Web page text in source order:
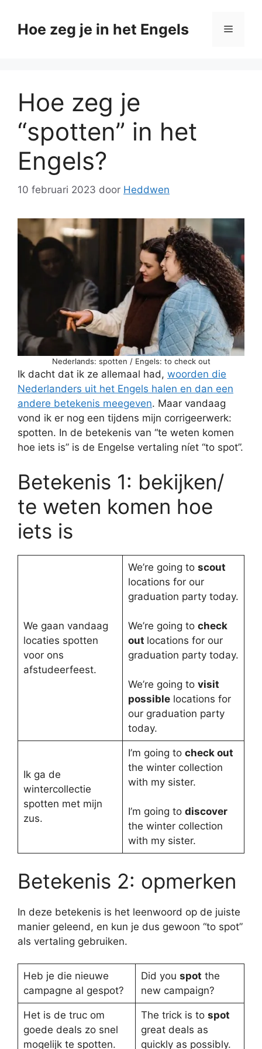
naarHoe zeg je in het Engels Menu
Hoe zeg je
“spotten” in het
Engels?
10 februari 2023 door Heddwen
Nederlands: spotten / Engels: to check out
Ik dacht dat ik ze allemaal had, woorden die
Nederlanders uit het Engels halen en dan een
andere betekenis meegeven. Maar vandaag
vond ik er nog een tijdens mijn corrigeerwerk:
spotten. In de betekenis van “te weten komen
hoe iets is” is de Engelse vertaling níet “to spot”.
Betekenis 1: bekijken/
te weten komen hoe
iets is
We gaan vandaag
locaties spotten
voor ons
afstudeerfeest.
We’re going to scout
locations for our
graduation party today.
We’re going to check
out locations for our
graduation party today.
We’re going to visit
possiblelocations for
our graduation party
today.
Ik ga de
wintercollectie
spotten met mijn
zus.
I’m going to check out
the winter collection
with my sister.
I’m going to discover
the winter collection
with my sister.
Betekenis 2: opmerken
In deze betekenis is het leenwoord op de juiste
manier geleend, en kun je dus gewoon “to spot”
als vertaling gebruiken.
Heb je die nieuwe
campagne al gespot?
Did you spot the
new campaign?
Het is de truc om
goede deals zo snel
mogelijk te spotten.
The trick is to spot
great deals as
quickly as possibly.